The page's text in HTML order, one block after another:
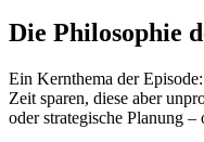
Die Philosophie
Ein Kernthema der
Zeit sparen, diese aber
oder strategische Planung